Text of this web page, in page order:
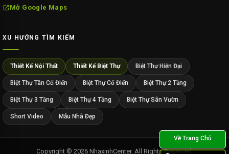
Mở Google Maps
XU HƯỚNG TÌM KIẾM
Thiết Kế Nội Thất Thiết Kế Biệt Thự Biệt Thự Hiện Đại
Biệt Thự Tân Cổ Điển Biệt Thự Cổ Điển Biệt Thự 2 Tầng
Biệt Thự 3 Tầng Biệt Thự 4 Tầng Biệt Thự Sân Vườn
Short Video Mẫu Nhà Đẹp
Copyright © 2026 NhaxinhCenter. All Rights Reserved.